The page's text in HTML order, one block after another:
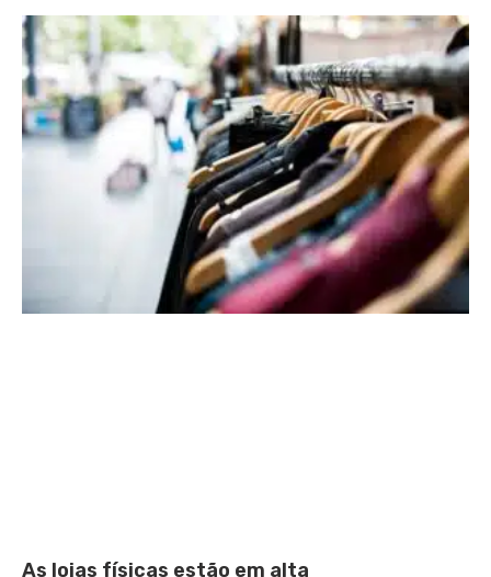
As lojas físicas estão em alta